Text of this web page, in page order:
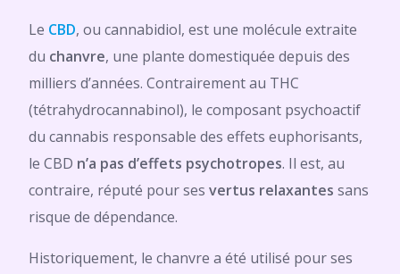
Le CBD, ou cannabidiol, est une molécule extraite
du chanvre, une plante domestiquée depuis des
milliers d’années. Contrairement au THC
(tétrahydrocannabinol), le composant psychoactif
du cannabis responsable des effets euphorisants,
le CBD n’a pas d’effets psychotropes. Il est, au
contraire, réputé pour ses vertus relaxantes sans
risque de dépendance.
Historiquement, le chanvre a été utilisé pour ses